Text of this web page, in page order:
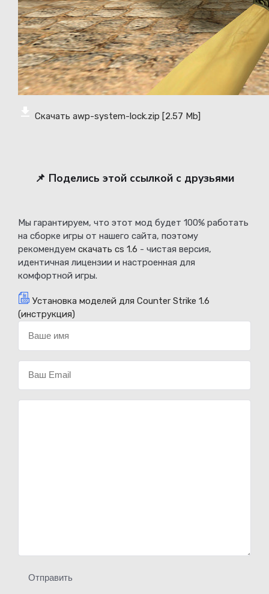
Скачать awp-system-lock.zip [2.57 Mb]
📌 Поделись этой ссылкой с друзьями
Мы гарантируем, что этот мод будет 100% работать
на сборке игры от нашего сайта, поэтому
рекомендуем скачать cs 1.6 - чистая версия,
идентичная лицензии и настроенная для
комфортной игры.
Установка моделей для Counter Strike 1.6
(инструкция)
Отправить